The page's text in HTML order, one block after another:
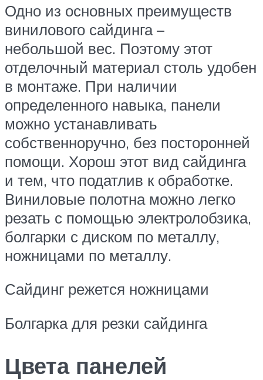
Одно из основных преимуществ
винилового сайдинга –
небольшой вес. Поэтому этот
отделочный материал столь удобен
в монтаже. При наличии
определенного навыка, панели
можно устанавливать
собственноручно, без посторонней
помощи. Хорош этот вид сайдинга
и тем, что податлив к обработке.
Виниловые полотна можно легко
резать с помощью электролобзика,
болгарки с диском по металлу,
ножницами по металлу.
Сайдинг режется ножницами
Болгарка для резки сайдинга
Цвета панелей